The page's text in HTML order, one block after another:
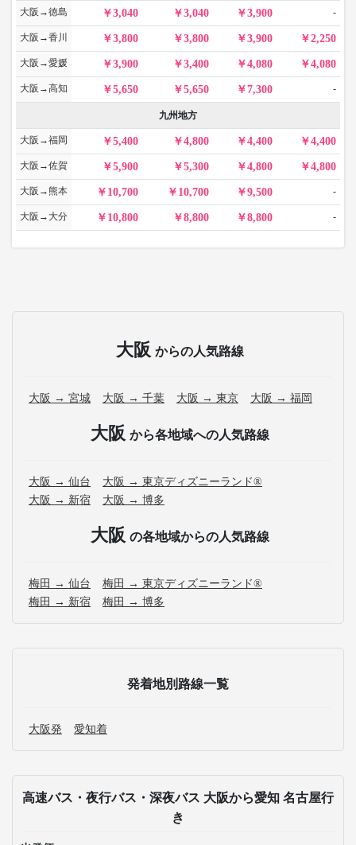
大阪→徳島 3,040 3,040 3,900 -
大阪→香川 3,800 3,800 3,900 2,250
大阪→愛媛 3,900 3,400 4,080 4,080
大阪→高知 5,650 5,650 7,300 -
九州地方
大阪→福岡 5,400 4,800 4,400 4,400
大阪→佐賀 5,900 5,300 4,800 4,800
大阪→熊本 10,700 10,700 9,500 -
大阪→大分 10,800 8,800 8,800 -
大阪 からの人気路線
大阪 → 宮城 大阪 → 千葉 大阪 → 東京 大阪 → 福岡
大阪 から各地域への人気路線
大阪 → 仙台
大阪 → 東京ディズニーランド®
大阪 → 新宿
大阪 → 博多
大阪 の各地域からの人気路線
梅田 → 仙台
梅田 → 東京ディズニーランド®
梅田 → 新宿
梅田 → 博多
発着地別路線一覧
大阪発 愛知着
高速バス・夜行バス・深夜バス 大阪から愛知 名古屋行
き